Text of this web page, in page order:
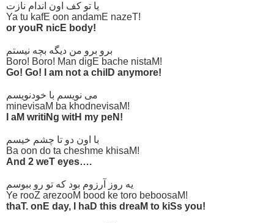
یا تو کف اون اندام نازت
Ya tu kafE oon andamE nazeT!
or youR nicE body!
برو برو من دیگه بچه نیستم
Boro! Boro! Man digE bache nistaM!
Go! Go! I am not a chilD anymore!
می نویسم با خودنویسم
minevisaM ba khodnevisaM!
I aM writiNg witH my peN!
با اون دو تا چشم خیسم
Ba oon do ta cheshme khisaM!
And 2 weT eyes….
یه روز آرزوم بود که تو رو ببوسم
Ye rooZ arezooM bood ke toro beboosaM!
thaT. onE day, I haD this dreaM to kiSs you!